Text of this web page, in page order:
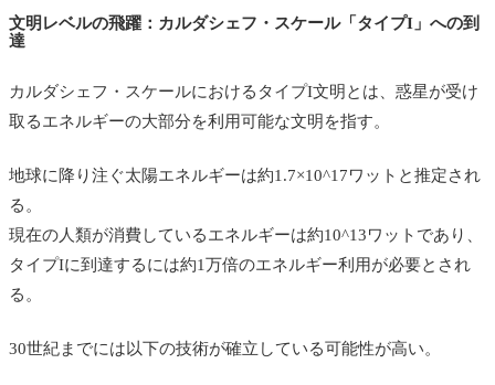
文明レベルの飛躍：カルダシェフ・スケール「タイプI」への到
達
カルダシェフ・スケールにおけるタイプI文明とは、惑星が受け
取るエネルギーの大部分を利用可能な文明を指す。
地球に降り注ぐ太陽エネルギーは約1.7×10^17ワットと推定され
る。
現在の人類が消費しているエネルギーは約10^13ワットであり、
タイプIに到達するには約1万倍のエネルギー利用が必要とされ
る。
30世紀までには以下の技術が確立している可能性が高い。